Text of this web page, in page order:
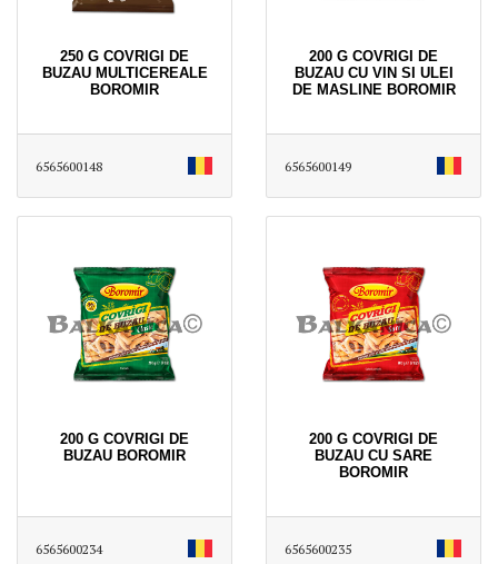
250 G COVRIGI DE
BUZAU MULTICEREALE
BOROMIR
6565600148
200 G COVRIGI DE
BUZAU CU VIN SI ULEI
DE MASLINE BOROMIR
6565600149
200 G COVRIGI DE
BUZAU BOROMIR
6565600234
200 G COVRIGI DE
BUZAU CU SARE
BOROMIR
6565600235